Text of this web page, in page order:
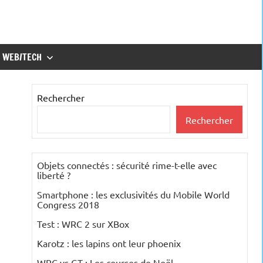
WEB/TECH
Rechercher
Rechercher
Objets connectés : sécurité rime-t-elle avec
liberté ?
Smartphone : les exclusivités du Mobile World
Congress 2018
Test : WRC 2 sur XBox
Karotz : les lapins ont leur phoenix